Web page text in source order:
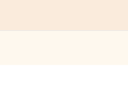
met elektrische